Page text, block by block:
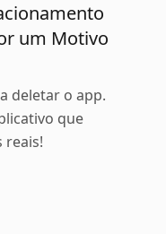
um Motivo
deletar o app.
que
reais!